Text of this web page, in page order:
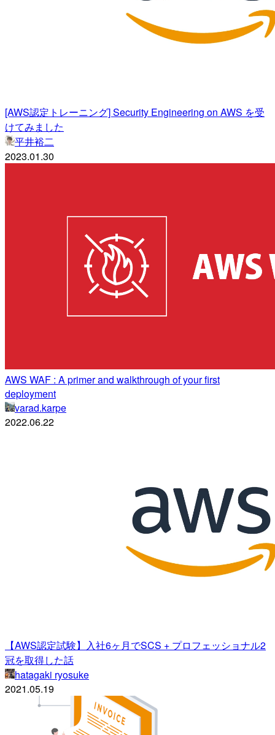
[AWS認定トレーニング] Security Engineering on AWS を受
けてみました
平井裕二
2023.01.30
AWS WAF : A primer and walkthrough of your first
deployment
varad.karpe
2022.06.22
【AWS認定試験】入社6ヶ月でSCS + プロフェッショナル2
冠を取得した話
hatagaki ryosuke
2021.05.19